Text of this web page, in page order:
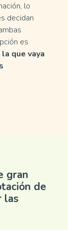
lo
decidan
es
que vaya
gran
de
las